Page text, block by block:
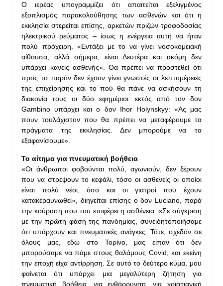
Ο ιερέας υπογραμμίζει ότι απαιτείται εξελιγμένος
εξοπλισμός παρακολούθησης των ασθενών και ότι η
εκκλησία στερείται επίσης, αρκετών πριζών τροφοδοσίας
ηλεκτρικού ρεύματος – ίσως η ενέργεια αυτή να ήταν
πολύ πρόχειρη. «Εντάξει με το να γίνει νοσοκομειακή
αίθουσα, αλλά σήμερα, είναι Δευτέρα και ακόμη δεν
υπάρχει κανείς ασθενής». Θα πρέπει να προστεθεί ότι
προς το παρόν δεν έχουν γίνει γνωστές οι λεπτομέρειες
της επιχείρησης και το πού θα πάνε να ασκήσουν τη
διακονία τους οι δύο εφημέριοι: εκτός από τον δον
Gambino υπάρχει και ο δον Ihor Holynskyy: «Ας μας
πουν τουλάχιστον που θα πρέπει να μεταφέρουμε τα
πράγματα της εκκλησίας. Δεν μπορούμε να τα
εξαφανίσουμε».
Το αίτημα για πνευματική βοήθεια
«Οι άνθρωποι φοβούνται πολύ, αγωνιούν, δεν ξέρουν
που να στρέψουν το κεφάλι, τόσο οι ασθενείς οι οποίοι
είναι πολύ νέοι, όσο και οι γιατροί που έχουν
κατακεραυνωθεί», διηγείται επίσης ο δον Luciano, παρά
την κούραση που του επιφέρει η ασθένεια. «Σε σύγκριση
με την πρώτη φάση της πανδημίας, συνειδητοποιήσαμε
ότι υπάρχουν και πνευματικές ανάγκες. Τότε, σχεδόν σε
όλους μας, εδώ στο Τορίνο, μας είπαν ότι δεν
μπορούσαμε να πάμε στους θαλάμους Covid, και εκείνη
την εποχή είχα αντίρρηση. Σε αυτό το δεύτερο κύμα, μου
φαίνεται ότι υπάρχει μια μεγαλύτερη ζήτηση για
πνευματική βοήθεια, για ενθάρρυνση, για χριστιανική